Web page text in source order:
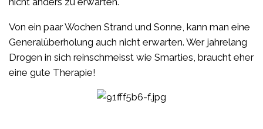
Von ein paar Wochen Strand und Sonne, kann man eine
Generalüberholung auch nicht erwarten. Wer jahrelang
Drogen in sich reinschmeisst wie Smarties, braucht eher
eine gute Therapie!